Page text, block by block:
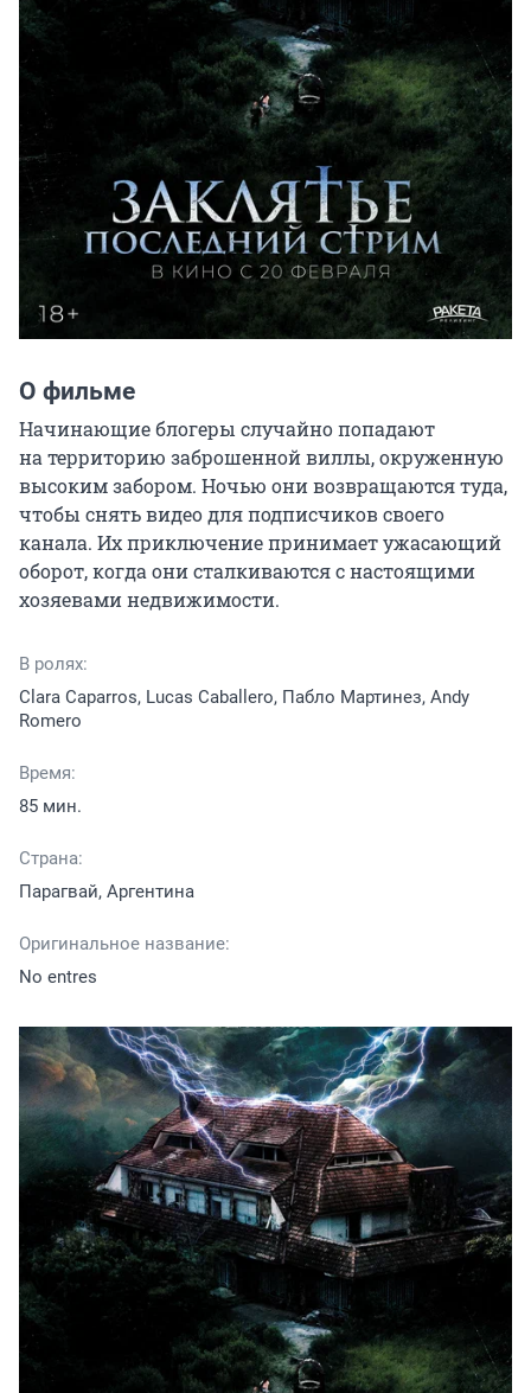
О фильме
Начинающие блогеры случайно попадают
на территорию заброшенной виллы, окруженную
высоким забором. Ночью они возвращаются туда,
чтобы снять видео для подписчиков своего
канала. Их приключение принимает ужасающий
оборот, когда они сталкиваются с настоящими
хозяевами недвижимости.
В ролях:
Clara Caparros, Lucas Caballero, Пабло Мартинез, Andy
Romero
Время:
85 мин.
Страна:
Парагвай, Аргентина
Оригинальное название:
No entres